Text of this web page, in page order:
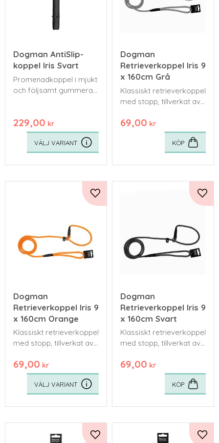
Dogman AntiSlip-
koppel Iris Svart
Promenadkoppel i mjukt
och följsamt gummerat
229,00 kr
Dogman
Retrieverkoppel Iris 9
x 160cm Grå
Klassiskt retrieverkoppel
med stopp, tillverkat av
69,00 kr
KÖP
Dogman
Retrieverkoppel Iris 9
x 160cm Orange
Klassiskt retrieverkoppel
med stopp, tillverkat av
69,00 kr
Lägg till i favoriter
Dogman
Retrieverkoppel Iris 9
x 160cm Svart
Klassiskt retrieverkoppel
med stopp, tillverkat av
69,00 kr
KÖP
Lägg till i favoriter